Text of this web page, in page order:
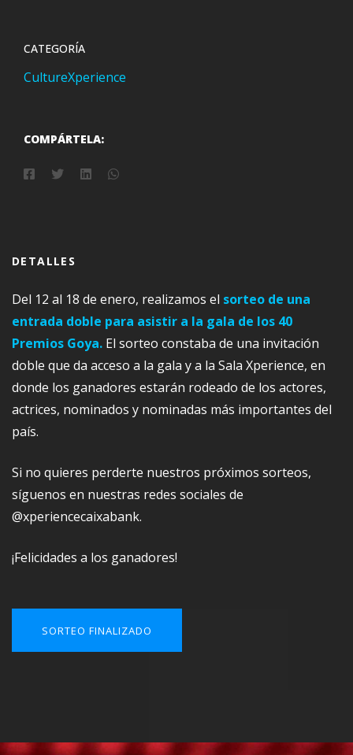
CATEGORÍA
CultureXperience
COMPÁRTELA:
DETALLES
Del 12 al 18 de enero, realizamos el sorteo de una
entrada doble para asistir a la gala de los 40
Premios Goya. El sorteo constaba de una invitación
doble que da acceso a la gala y a la Sala Xperience, en
donde los ganadores estarán rodeado de los actores,
actrices, nominados y nominadas más importantes del
país.
Si no quieres perderte nuestros próximos sorteos,
síguenos en nuestras redes sociales de
@xperiencecaixabank.
¡Felicidades a los ganadores!
SORTEO FINALIZADO